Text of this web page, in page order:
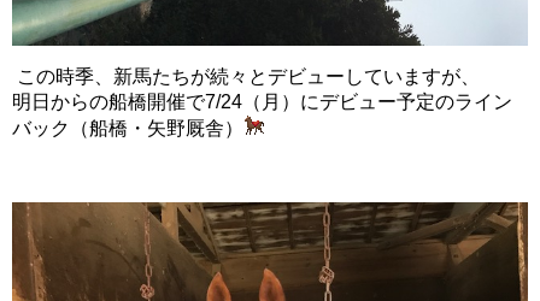
この時季、新馬たちが続々とデビューしていますが、
明日からの船橋開催で7/24（月）にデビュー予定のライン
バック（船橋・矢野厩舎）